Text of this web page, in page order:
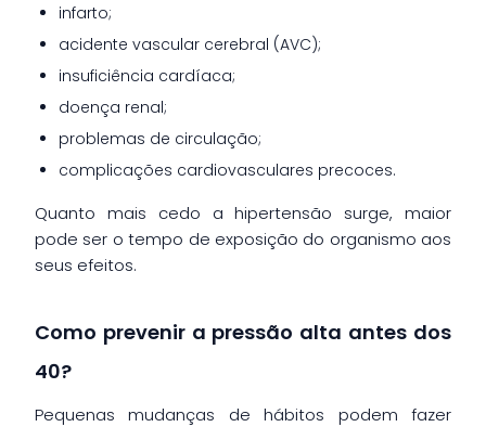
infarto;
acidente vascular cerebral (AVC);
insuficiência cardíaca;
doença renal;
problemas de circulação;
complicações cardiovasculares precoces.
Quanto mais cedo a hipertensão surge, maior
pode ser o tempo de exposição do organismo aos
seus efeitos.
Como prevenir a pressão alta antes dos
40?
Pequenas mudanças de hábitos podem fazer